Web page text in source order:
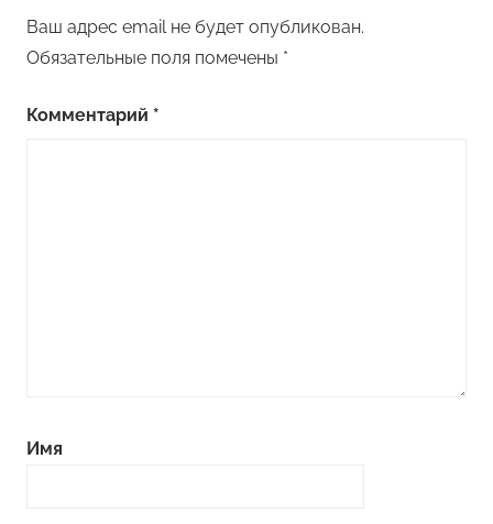
Ваш адрес email не будет опубликован.
Обязательные поля помечены *
Комментарий *
Имя